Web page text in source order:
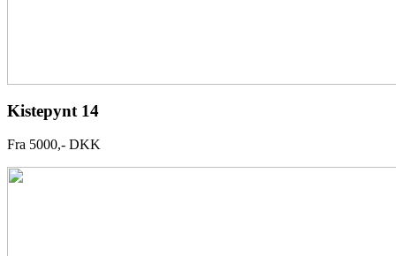
Kistepynt 14
Fra 5000,- DKK